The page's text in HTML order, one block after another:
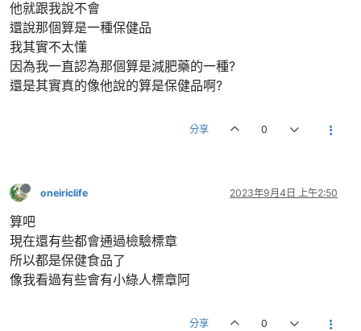
他就跟我說不會
還說那個算是一種保健品
我其實不太懂
因為我一直認為那個算是減肥藥的一種?
還是其實真的像他說的算是保健品啊?
分享 0
oneiriclife 2023年9月4日 上午2:50
算吧
現在還有些都會通過檢驗標章
所以都是保健食品了
像我看過有些會有小綠人標章阿
分享 0